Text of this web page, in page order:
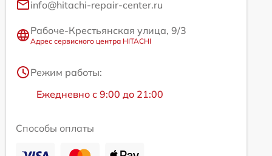
info@hitachi-repair-center.ru
Рабоче-Крестьянская улица, 9/3
Адрес сервисного центра HITACHI
Режим работы:
Ежедневно с 9:00 до 21:00
Способы оплаты